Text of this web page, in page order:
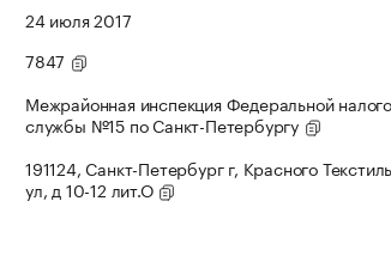
24 июля 2017
7847
Межрайонная инспекция Федеральной
службы №15 по Санкт-Петербургу
191124, Санкт-Петербург г, Красного
ул, д 10-12 лит.О